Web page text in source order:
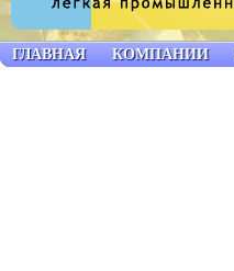
ГЛАВНАЯ КОМПАНИИ